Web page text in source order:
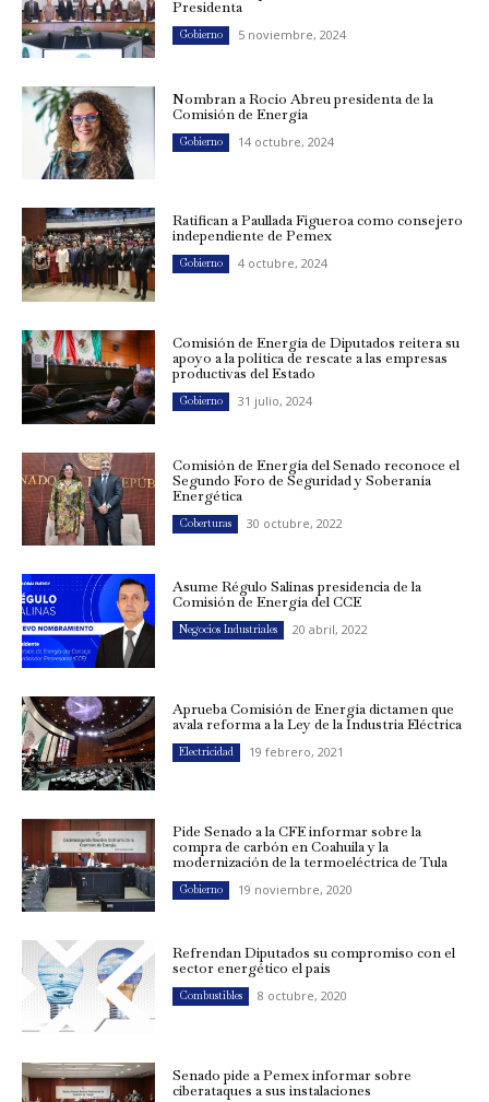
Presidenta
Gobierno 5 noviembre, 2024
Nombran a Rocío Abreu presidenta de la
Comisión de Energía
Gobierno 14 octubre, 2024
Ratifican a Paullada Figueroa como consejero
independiente de Pemex
Gobierno 4 octubre, 2024
Comisión de Energía de Diputados reitera su
apoyo a la política de rescate a las empresas
productivas del Estado
Gobierno 31 julio, 2024
Comisión de Energía del Senado reconoce el
Segundo Foro de Seguridad y Soberanía
Energética
Coberturas 30 octubre, 2022
Asume Régulo Salinas presidencia de la
Comisión de Energía del CCE
Negocios Industriales 20 abril, 2022
Aprueba Comisión de Energía dictamen que
avala reforma a la Ley de la Industria Eléctrica
Electricidad 19 febrero, 2021
Pide Senado a la CFE informar sobre la
compra de carbón en Coahuila y la
modernización de la termoeléctrica de Tula
Gobierno 19 noviembre, 2020
Refrendan Diputados su compromiso con el
sector energético el país
Combustibles 8 octubre, 2020
Senado pide a Pemex informar sobre
ciberataques a sus instalaciones